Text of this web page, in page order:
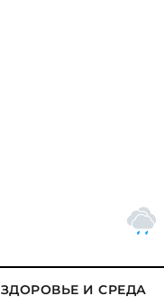
ЗДОРОВЬЕ И СРЕДА